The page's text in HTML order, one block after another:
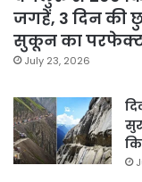
जगहें, 3 दिन की
सुकून का
July 23, 2026